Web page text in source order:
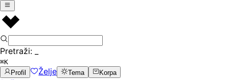
Pretraži:
⌘K
Profil
Želje Tema Korpa